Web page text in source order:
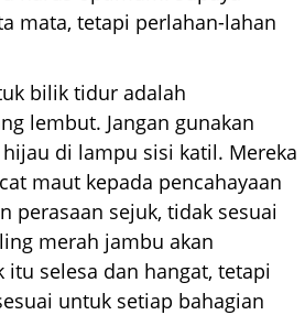
mata, tetapi perlahan-lahan
bilik tidur adalah
lembut. Jangan gunakan
di lampu sisi katil. Mereka
maut kepada pencahayaan
perasaan sejuk, tidak sesuai
merah jambu akan
selesa dan hangat, tetapi
untuk setiap bahagian